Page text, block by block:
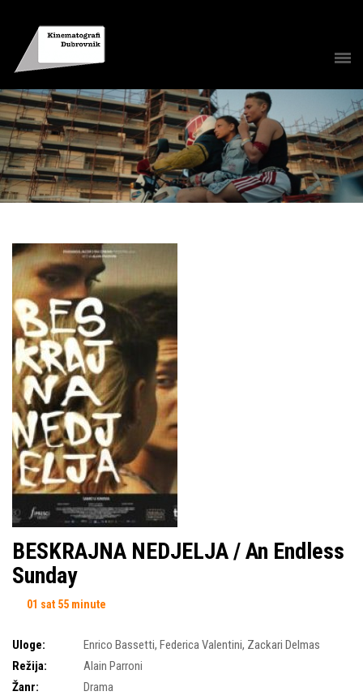
BESKRAJNA NEDJELJA / An Endless
Sunday
01 sat 55 minute
Uloge: Enrico Bassetti, Federica Valentini, Zackari Delmas
Režija:
Alain Parroni
Žanr:
Drama